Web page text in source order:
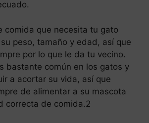
comida que necesita tu gato
peso, tamaño y edad, así que
por lo que le da tu vecino.
bastante común en los gatos y
a acortar su vida, así que
de alimentar a su mascota
correcta de comida.2